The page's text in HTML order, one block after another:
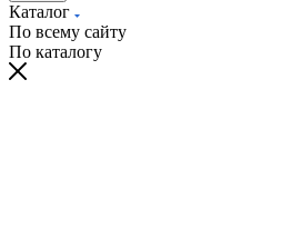
Каталог
По всему сайту
По каталогу